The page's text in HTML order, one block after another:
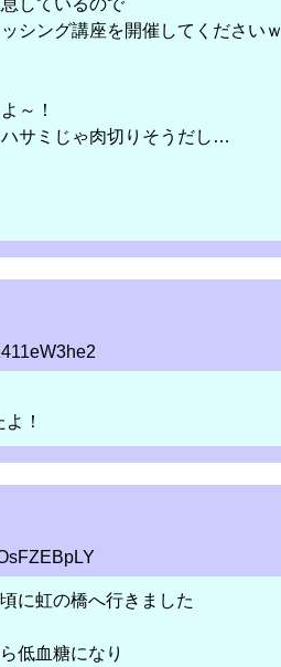
しているので
シング講座を開催してくださいｗ
～！
サミじゃ肉切りそうだし…
！
に虹の橋へ行きました
低血糖になり